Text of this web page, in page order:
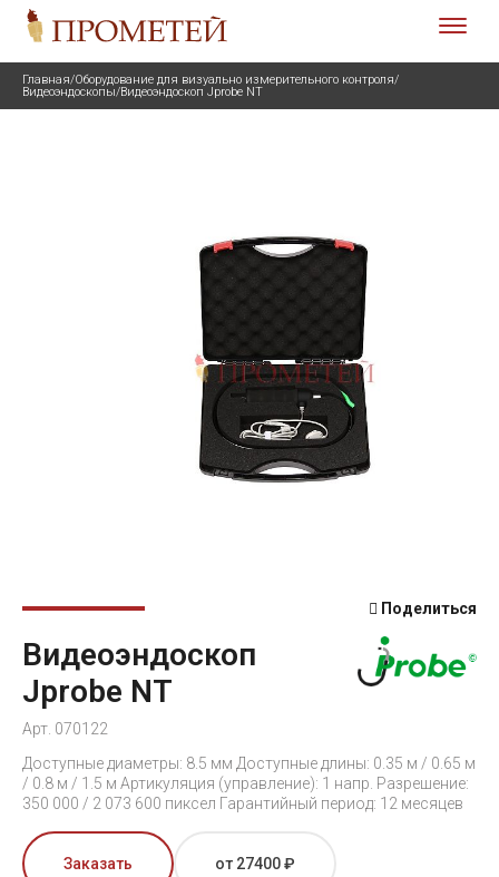
Главная/Оборудование для визуально измерительного контроля/
Видеоэндоскопы/Видеоэндоскоп Jprobe NT
Поделиться
Видеоэндоскоп
Jprobe NT
Арт. 070122
Доступные диаметры: 8.5 мм Доступные длины: 0.35 м / 0.65 м
/ 0.8 м / 1.5 м Артикуляция (управление): 1 напр. Разрешение:
350 000 / 2 073 600 пиксел Гарантийный период: 12 месяцев
Заказать от 27400 ₽